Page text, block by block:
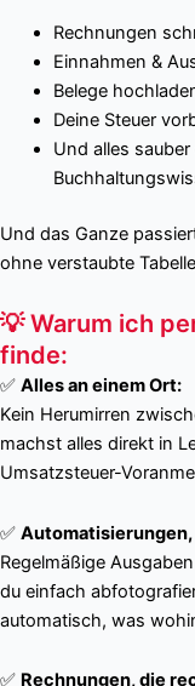
Rechnungen
Einnahmen &
Belege
Deine Steuer
Und alles
Und das Ganze
ohne verstaubte
💡 Warum ich
finde:
✅ Alles an einem Ort:
Kein Herumirren
machst alles direkt in
Umsatzsteuer-
✅
Regelmäßige
du einfach
automatisch, was
✅ Rechnungen, die